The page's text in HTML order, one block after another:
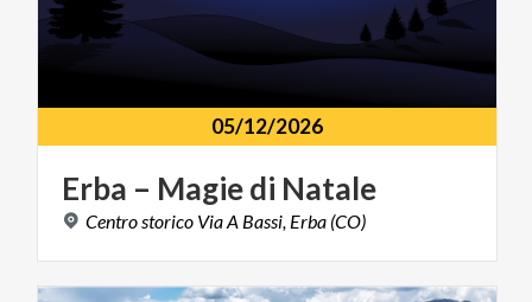
05/12/2026
Erba – Magiedi Natale
Centrostorico ViaA Bassi, Erba (CO)